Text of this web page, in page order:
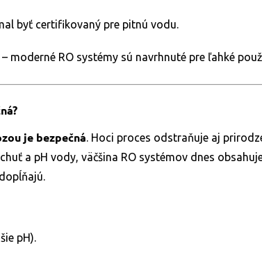
byť certifikovaný pre pitnú vodu.
– moderné RO systémy sú navrhnuté pre ľahké
je bezpečná. Hoci proces odstraňuje aj
a pH vody, väčšina RO systémov dnes
pH).